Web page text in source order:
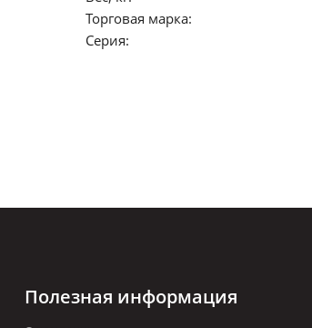
Торговая марка:
Серия:
Полезная информация